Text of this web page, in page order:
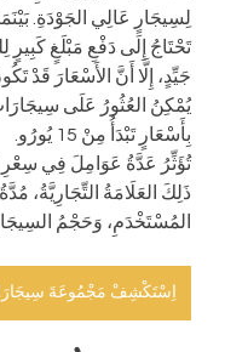
لِسِيجَارٍ عَالِي الجَوْدَةِ.
تَحْتَاجُ إِلَى دَفْعِ مَبْلَغٍ كَبِيرٍ
جَيِّدٍ، إِلَّا أَنَّ الأَسْعَارَ قَدْ
يُمْكِنُ العُثُورُ عَلَى
بِأَسْعَارٍ تَبْدَأُ مِنْ 15 يُورُو.
تُؤَثِّرُ عَدَّةُ عَوَامِلَ فِي سِعْرِ
ذَلِكَ العَلَامَةُ التِّجَارِيَّةُ،
المُسْتَخْدَمِ، وَحَجْمُ